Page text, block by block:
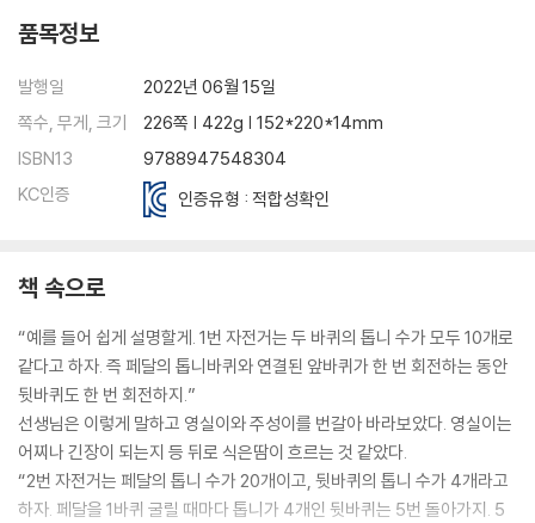
품목정보
발행일
2022년 06월 15일
쪽수, 무게, 크기
226쪽 | 422g | 152*220*14mm
ISBN13
9788947548304
KC인증
인증유형 : 적합성확인
책 속으로
“예를 들어 쉽게 설명할게. 1번 자전거는 두 바퀴의 톱니 수가 모두 10개로
같다고 하자. 즉 페달의 톱니바퀴와 연결된 앞바퀴가 한 번 회전하는 동안
뒷바퀴도 한 번 회전하지.”
선생님은 이렇게 말하고 영실이와 주성이를 번갈아 바라보았다. 영실이는
어찌나 긴장이 되는지 등 뒤로 식은땀이 흐르는 것 같았다.
“2번 자전거는 페달의 톱니 수가 20개이고, 뒷바퀴의 톱니 수가 4개라고
하자. 페달을 1바퀴 굴릴 때마다 톱니가 4개인 뒷바퀴는 5번 돌아가지. 5